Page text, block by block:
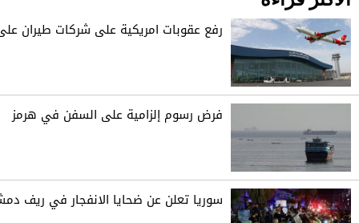
رفع عقوبات امريكية على شركات طيران
فرض رسوم إلزامية على السفن في هرمز
سوريا تعلن عن ضحايا الانفجار في ريف